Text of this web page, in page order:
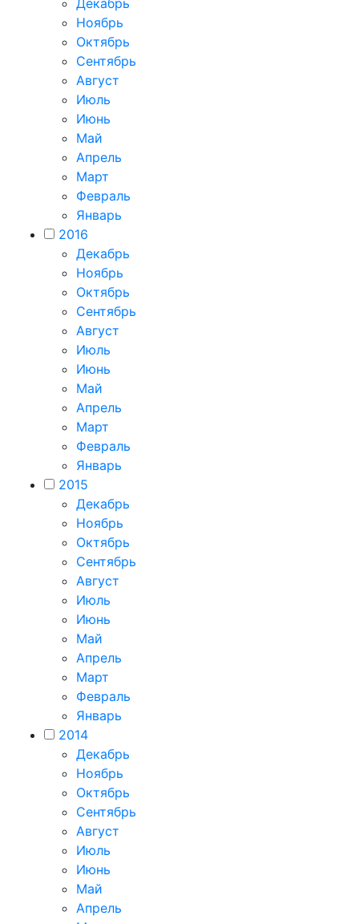
Декабрь
Ноябрь
Октябрь
Сентябрь
Август
Июль
Июнь
Май
Апрель
Март
Февраль
Январь
2016
Декабрь
Ноябрь
Октябрь
Сентябрь
Август
Июль
Июнь
Май
Апрель
Март
Февраль
Январь
2015
Декабрь
Ноябрь
Октябрь
Сентябрь
Август
Июль
Июнь
Май
Апрель
Март
Февраль
Январь
2014
Декабрь
Ноябрь
Октябрь
Сентябрь
Август
Июль
Июнь
Май
Апрель